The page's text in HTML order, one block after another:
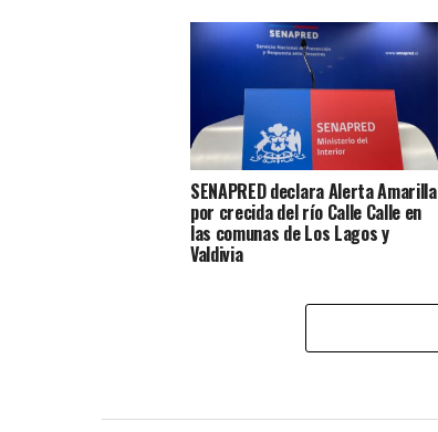
SENAPRED declara Alerta Amarilla
por crecida del río Calle Calle en
las comunas de Los Lagos y
Valdivia